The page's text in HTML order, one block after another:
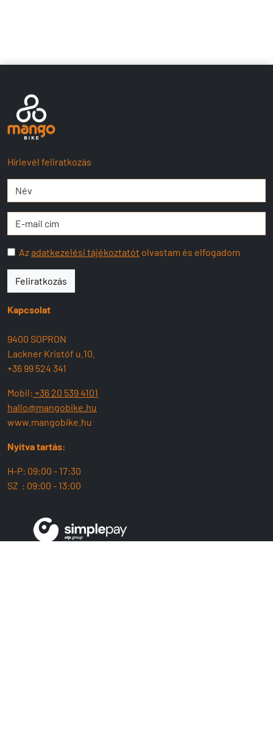
Hírlevél feliratkozás
Azadatkezelési tájékoztatót olvastam és elfogadom
Feliratkozás
Kapcsolat
9400 SOPRON
Lackner Kristóf u.10.
+36 99 524 341
Mobil: +36 20 539 4101
hallo@mangobike.hu
www.mangobike.hu
Nyitva tartás:
H-P: 09:00 - 17:30
SZ : 09:00 - 13:00